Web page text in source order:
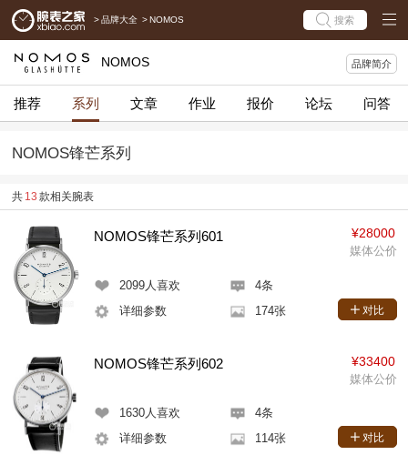
> 品牌大全 > NOMOS 搜索
NOMOS 品牌简介
推荐 系列 文章 作业 报价 论坛 问答
NOMOS锋芒系列
共 13 款相关腕表
NOMOS锋芒系列601
2099人喜欢
4条
详细参数
174张
¥28000
媒体公价
对比
NOMOS锋芒系列602
1630人喜欢
4条
详细参数
114张
¥33400
媒体公价
对比